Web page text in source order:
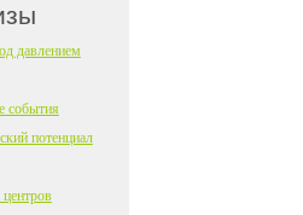
давлением
события
потенциал
центров